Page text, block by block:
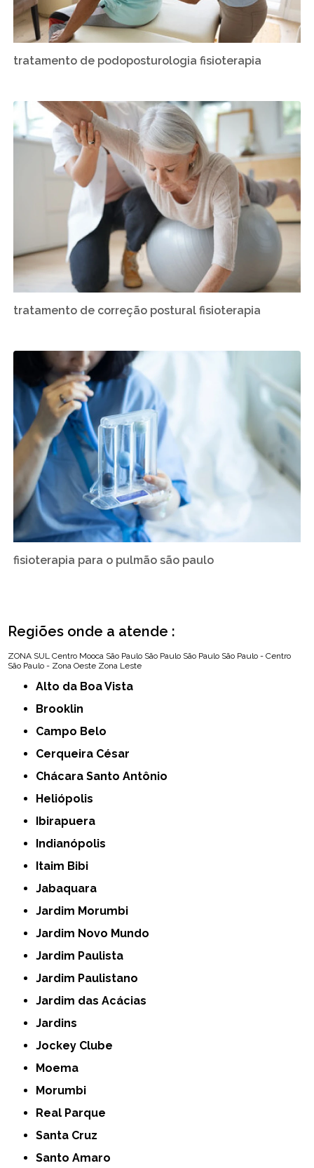
tratamento de podoposturologia fisioterapia
tratamento de correção postural fisioterapia
fisioterapia para o pulmão são paulo
Regiões onde a atende :
ZONA SUL Centro Mooca São Paulo São Paulo São Paulo São Paulo - Centro
São Paulo - Zona Oeste Zona Leste
Alto da Boa Vista
Brooklin
Campo Belo
Cerqueira César
Chácara Santo Antônio
Heliópolis
Ibirapuera
Indianópolis
Itaim Bibi
Jabaquara
Jardim Morumbi
Jardim Novo Mundo
Jardim Paulista
Jardim Paulistano
Jardim das Acácias
Jardins
Jockey Clube
Moema
Morumbi
Real Parque
Santa Cruz
Santo Amaro